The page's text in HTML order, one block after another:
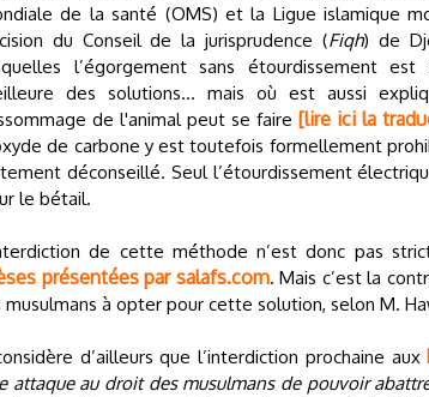
de la santé (OMS) et la Ligue islamique
du Conseil de la jurisprudence (Fiqh) de
l’égorgement sans étourdissement
des solutions… mais où est aussi
de l'animal peut se faire [lire ici la
de carbone y est toutefois formellement
déconseillé. Seul l’étourdissement
le bétail.
de cette méthode n’est donc pas
présentées par salafs.com. Mais c’est la
musulmans à opter pour cette solution, selon M.
d’ailleurs que l’interdiction prochaine aux
attaque au droit des musulmans de pouvoir